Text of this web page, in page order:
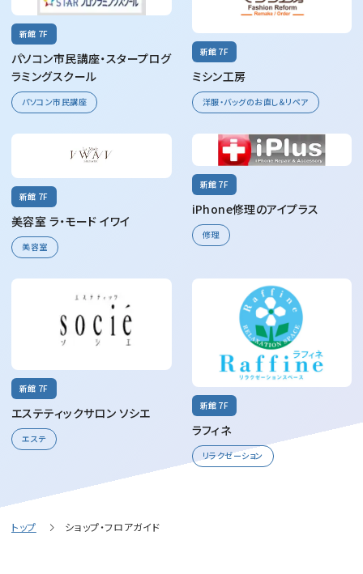
新館 7F
パソコン市民講座・スタープログ
ラミングスクール
パソコン市民講座
新館 7F
ミシン工房
洋服・バッグのお直し＆リペア
新館 7F
美容室 ラ・モード イワイ
美容室
新館 7F
iPhone修理のアイプラス
修理
新館 7F
エステティックサロン ソシエ
エステ
新館 7F
ラフィネ
リラクゼーション
トップ ショップ・フロアガイド